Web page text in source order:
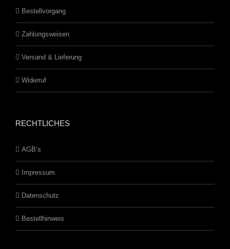
Bestellvorgang
Zahlungsweisen
Versand & Lieferung
Widerruf
RECHTLICHES
AGB’s
Impressum
Datenschutz
Bestellhinweis